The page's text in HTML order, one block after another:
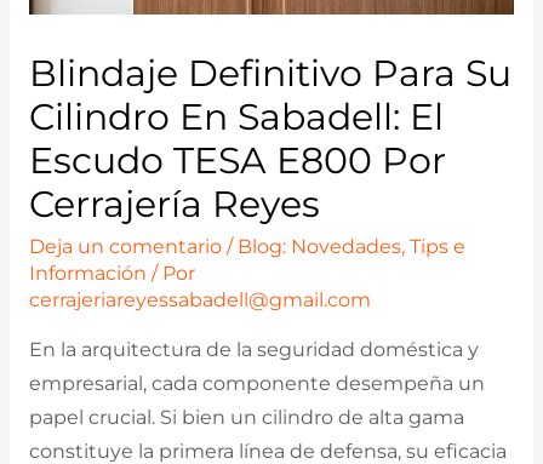
Blindaje Definitivo Para Su
Cilindro En Sabadell: El
Escudo TESA E800 Por
Cerrajería Reyes
Deja un comentario / Blog: Novedades, Tips e
Información / Por
cerrajeriareyessabadell@gmail.com
En la arquitectura de la seguridad doméstica y
empresarial, cada componente desempeña un
papel crucial. Si bien un cilindro de alta gama
constituye la primera línea de defensa, su eficacia